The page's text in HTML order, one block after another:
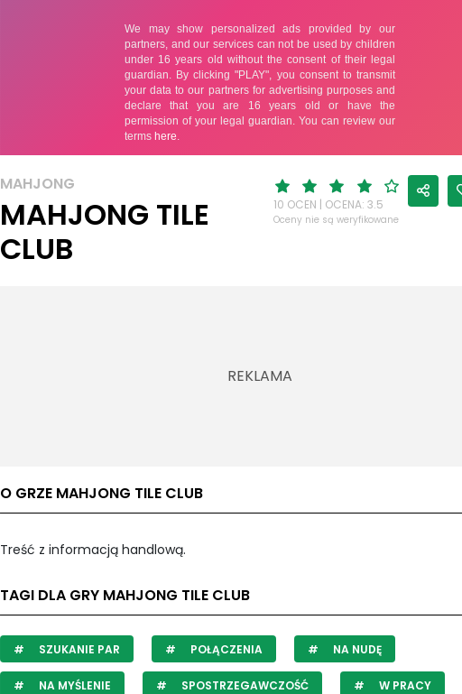
MAHJONG
MAHJONG TILE
CLUB
10 OCEN | OCENA: 3.5
Oceny nie są weryfikowane
O GRZE MAHJONG TILE CLUB
Treść z informacją handlową.
TAGI DLA GRY MAHJONG TILE CLUB
SZUKANIE PAR POŁĄCZENIA NA NUDĘ
NA MYŚLENIE SPOSTRZEGAWCZOŚĆ W PRACY